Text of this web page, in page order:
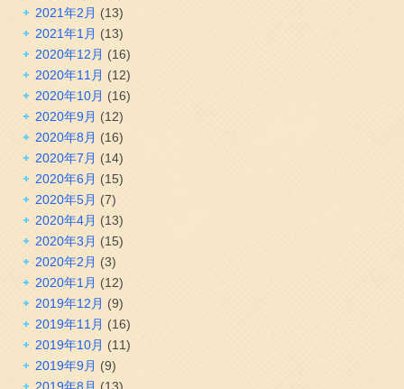
2021年2月 (13)
2021年1月 (13)
2020年12月 (16)
2020年11月 (12)
2020年10月 (16)
2020年9月 (12)
2020年8月 (16)
2020年7月 (14)
2020年6月 (15)
2020年5月 (7)
2020年4月 (13)
2020年3月 (15)
2020年2月 (3)
2020年1月 (12)
2019年12月 (9)
2019年11月 (16)
2019年10月 (11)
2019年9月 (9)
2019年8月 (13)